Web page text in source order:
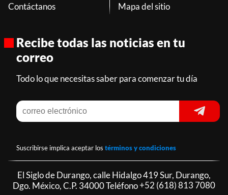
Contáctanos
Mapa del sitio
Recibe todas las noticias en tu
correo
Todo lo que necesitas saber para comenzar tu día
Suscribirse implica aceptar los términos y condiciones
El Siglo de Durango, calle Hidalgo 419 Sur, Durango,
Dgo. México, C.P. 34000 Teléfono+52 (618) 813 7080